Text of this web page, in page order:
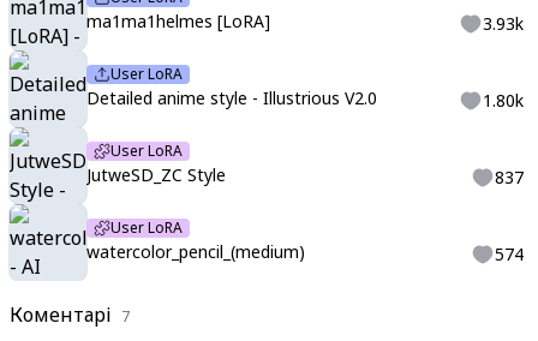
Коментарі 7
ma1ma1helmes [LoRA] 3.93k
User LoRA
Detailed anime style - Illustrious V2.0 1.80k
User LoRA
JutweSD_ZC Style 837
User LoRA
watercolor_pencil_(medium) 574